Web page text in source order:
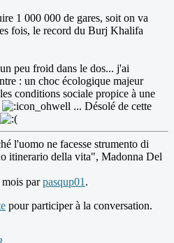
1 000 000 de gares, soit on va
fois, le record du Burj Khalifa
peu froid dans le dos... j'ai
: un choc écologique majeur
conditions sociale propice à une
... Désolé de cette
l'uomo ne facesse strumento di
itinerario della vita", Madonna Del
parpasqup01 .
pour participer à la conversation.